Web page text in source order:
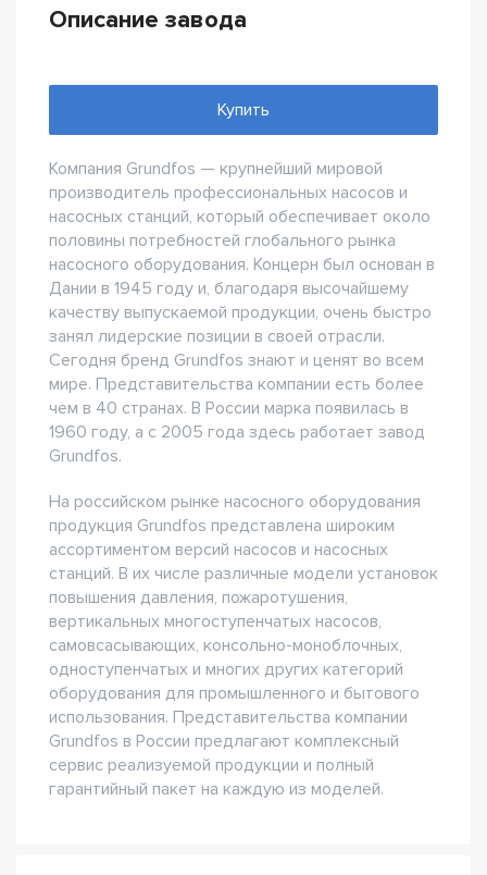
Описание завода
Купить
Компания Grundfos — крупнейший мировой
производитель профессиональных насосов и
насосных станций, который обеспечивает около
половины потребностей глобального рынка
насосного оборудования. Концерн был основан в
Дании в 1945 году и, благодаря высочайшему
качеству выпускаемой продукции, очень быстро
занял лидерские позиции в своей отрасли.
Сегодня бренд Grundfos знают и ценят во всем
мире. Представительства компании есть более
чем в 40 странах. В России марка появилась в
1960 году, а с 2005 года здесь работает завод
Grundfos.
На российском рынке насосного оборудования
продукция Grundfos представлена широким
ассортиментом версий насосов и насосных
станций. В их числе различные модели установок
повышения давления, пожаротушения,
вертикальных многоступенчатых насосов,
самовсасывающих, консольно-моноблочных,
одноступенчатых и многих других категорий
оборудования для промышленного и бытового
использования. Представительства компании
Grundfos в России предлагают комплексный
сервис реализуемой продукции и полный
гарантийный пакет на каждую из моделей.